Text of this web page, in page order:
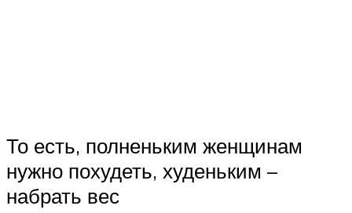
То есть, полненьким женщинам
нужно похудеть, худеньким –
набрать вес